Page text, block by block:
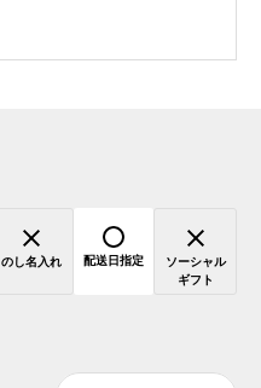
のし名入れ 配送日指定
ソーシャル
ギフト